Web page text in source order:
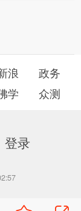
浪
政务
学 众测
登录